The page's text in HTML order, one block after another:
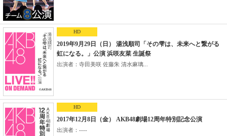
HD
2019年9月29日（日） 湯浅順司「その雫は、未来へと繋がる
虹になる。」公演 浜咲友菜 生誕祭
出演者：寺田美咲 佐藤朱 清水麻璃...
HD
2017年12月8日（金） AKB48劇場12周年特別記念公演
出演者：----